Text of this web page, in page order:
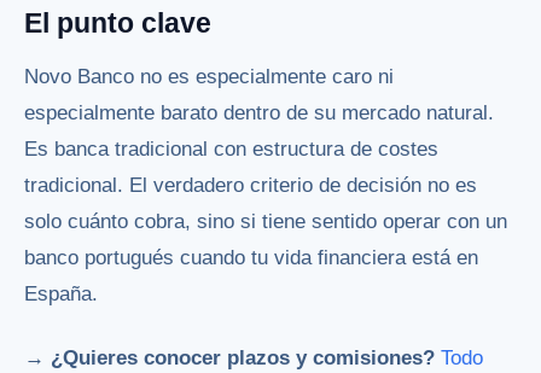
El punto clave
Novo Banco no es especialmente caro ni
especialmente barato dentro de su mercado natural.
Es banca tradicional con estructura de costes
tradicional. El verdadero criterio de decisión no es
solo cuánto cobra, sino si tiene sentido operar con un
banco portugués cuando tu vida financiera está en
España.
→ ¿Quieres conocer plazos y comisiones? Todo